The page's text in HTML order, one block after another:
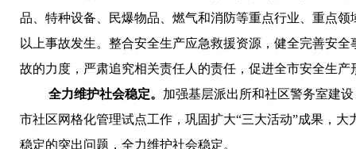
品、特种设备、民爆物品、燃气和消防等重点行业、重点
以上事故发生。 整合安全生产应急救援资源，健全完善安
故的力度，严肃追究相关责任人的责任，促进全市安全生产
全力维护社会稳定。 加强基层派出所和社区警务室建
市社区网格化管理试点工作，巩固扩大“三大活动”成果，
稳定的突出问题，全力维护社会稳定。